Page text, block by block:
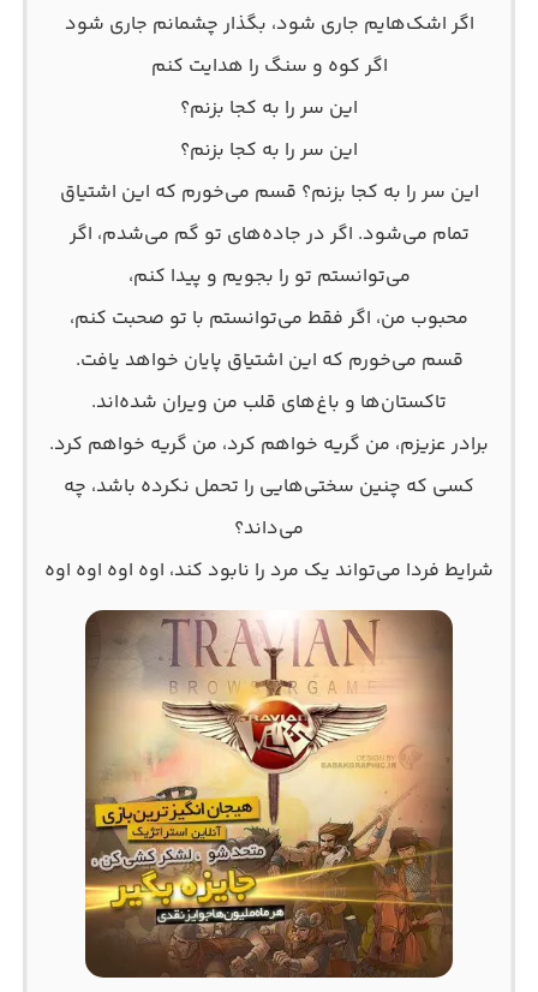
اگر اشک‌هایم جاری شود، بگذار چشمانم جاری شود
اگر کوه و سنگ را هدایت کنم
این سر را به کجا بزنم؟
این سر را به کجا بزنم؟
این سر را به کجا بزنم؟ قسم می‌خورم که این اشتیاق
تمام می‌شود. اگر در جاده‌های تو گم می‌شدم، اگر
می‌توانستم تو را بجویم و پیدا کنم،
محبوب من، اگر فقط می‌توانستم با تو صحبت کنم،
قسم می‌خورم که این اشتیاق پایان خواهد یافت.
تاکستان‌ها و باغ‌های قلب من ویران شده‌اند.
برادر عزیزم، من گریه خواهم کرد، من گریه خواهم کرد.
کسی که چنین سختی‌هایی را تحمل نکرده باشد، چه
می‌داند؟
شرایط فردا می‌تواند یک مرد را نابود کند، اوه اوه اوه اوه